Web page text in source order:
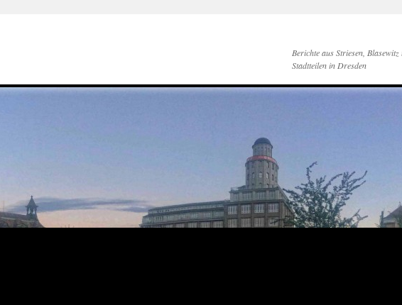
Berichte aus Striesen,
Stadtteilen in Dresden